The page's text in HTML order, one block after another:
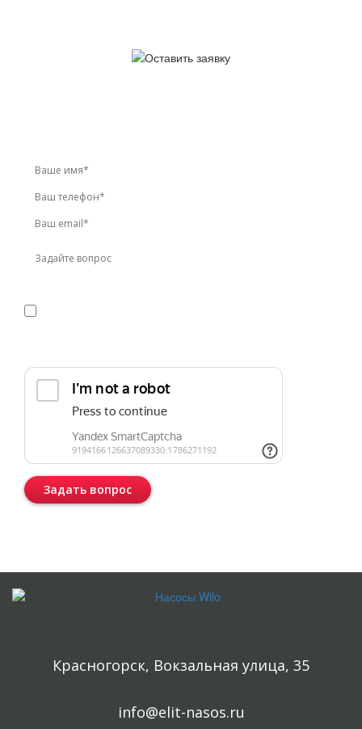
Задать вопрос
Красногорск, Вокзальная улица, 35
info@elit-nasos.ru